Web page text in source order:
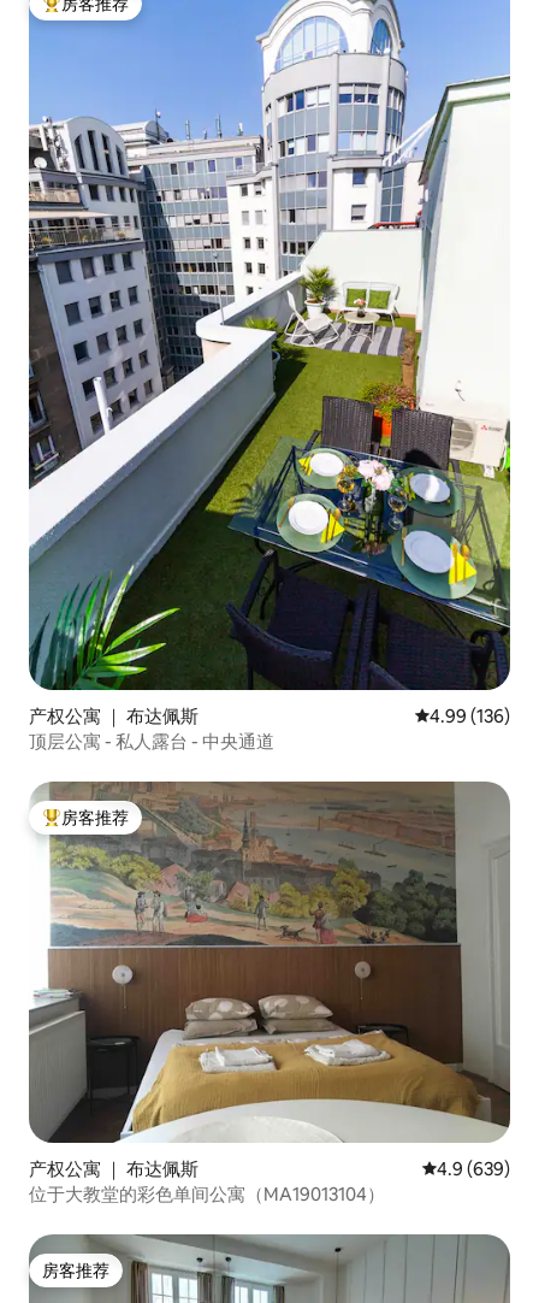
热门「房客推荐」
产权公寓 ｜ 布达佩斯 平均评分 4.99
4.99 (136)
顶层公寓 - 私人露台 - 中央通道
热门「房客推荐」
房客推荐
产权公寓 ｜ 布达佩斯 平均评分 4.9
4.9 (639)
位于大教堂的彩色单间公寓（MA19013104）
房客推荐
房客推荐